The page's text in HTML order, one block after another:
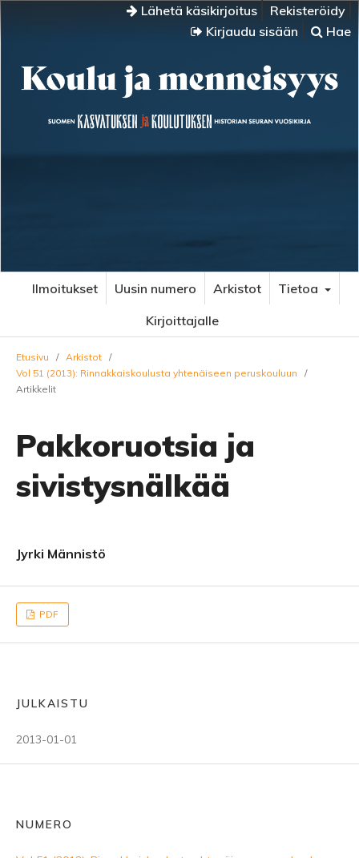
Lähetä käsikirjoitus
Rekisteröidy
Kirjaudu sisään
Hae
Ilmoitukset Uusin numero Arkistot
Tietoa
Kirjoittajalle
Etusivu / Arkistot /
Vol 51 (2013): Rinnakkaiskoulusta yhtenäiseen peruskouluun
/
Artikkelit
Pakkoruotsia ja
sivistysnälkää
Jyrki Männistö
PDF
JULKAISTU
2013-01-01
NUMERO